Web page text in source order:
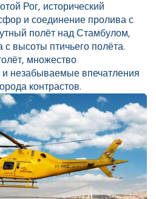
Рог, исторический
и соединение пролива с
полёт над Стамбулом,
высоты птичьего полёта.
множество
незабываемые впечатления
контрастов.